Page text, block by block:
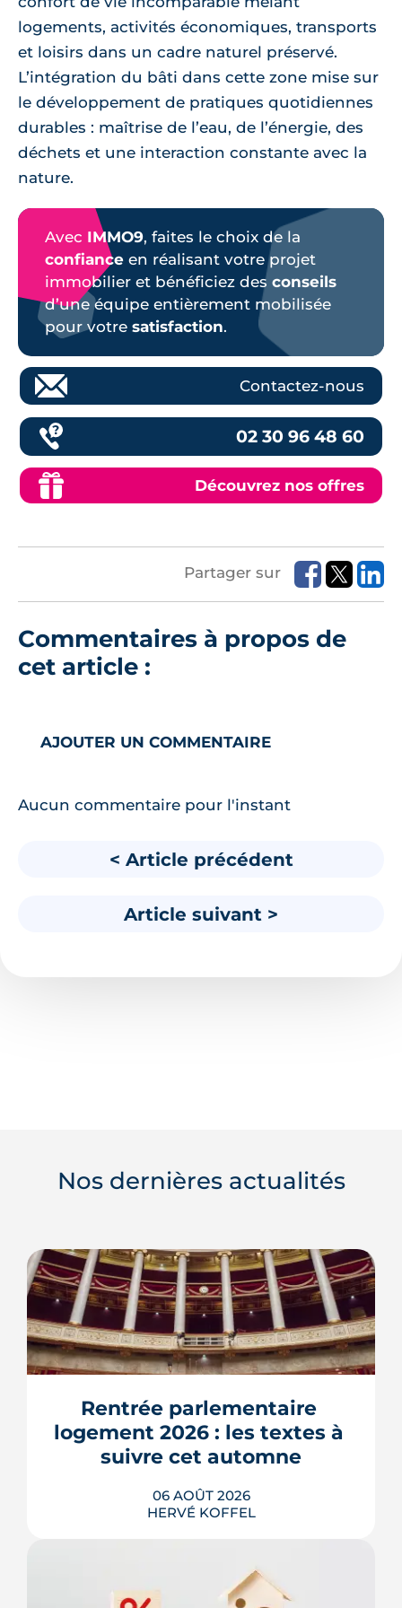
logements, activités économiques, transports
et loisirs dans un cadre naturel préservé.
L’intégration du bâti dans cette zone mise sur
le développement de pratiques quotidiennes
durables : maîtrise de l’eau, de l’énergie, des
déchets et une interaction constante avec la
nature.
Avec IMMO9, faites le choix de la
confiance en réalisant votre projet
immobilier et bénéficiez des conseils
d’une équipe entièrement mobilisée
pour votre satisfaction.
Contactez-nous
02 30 96 48 60
Découvrez nos offres
Partager sur
Commentaires à propos de
cet article :
AJOUTER UN COMMENTAIRE
Aucun commentaire pour l'instant
< Article précédent
Article suivant >
Nos dernières actualités
Rentrée parlementaire
logement 2026 : les textes à
suivre cet automne
06 AOÛT 2026
HERVÉ KOFFEL
Après un printemps d'annonces,